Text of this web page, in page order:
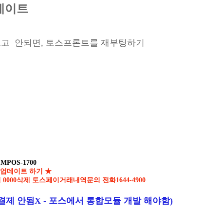
이트
안되면, 토스프론트를 재부팅하기
1700
데이트 하기 ★
0000삭제 토스페이거래내역문의 전화1644-4900
안됨X - 포스에서 통합모듈 개발 해야함)